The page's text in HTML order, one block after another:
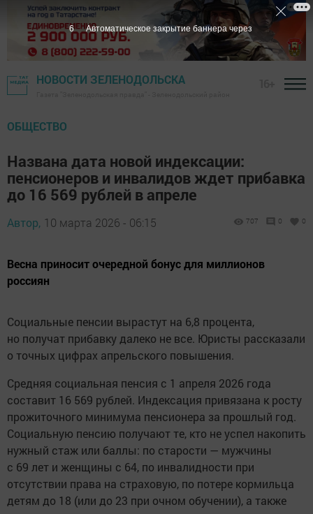
НОВОСТИ ЗЕЛЕНОДОЛЬСКА
ОБЩЕСТВО
Названа дата новой индексации:
пенсионеров и инвалидов ждет прибавка
до 16 569 рублей в апреле
Автор, 10 марта 2026 - 06:15 707 0 0
Весна приносит очередной бонус для миллионов
россиян
Социальные пенсии вырастут на 6,8 процента,
но получат прибавку далеко не все. Юристы рассказали
о точных цифрах апрельского повышения.
Средняя социальная пенсия с 1 апреля 2026 года
составит 16 569 рублей. Индексация привязана к росту
прожиточного минимума пенсионера за прошлый год.
Социальную пенсию получают те, кто не успел накопить
нужный стаж или баллы: по старости — мужчины
с 69 лет и женщины с 64, по инвалидности при
отсутствии права на страховую, по потере кормильца
детям до 18 (или до 23 при очном обучении), а также
5 Автоматическое закрытие баннера через